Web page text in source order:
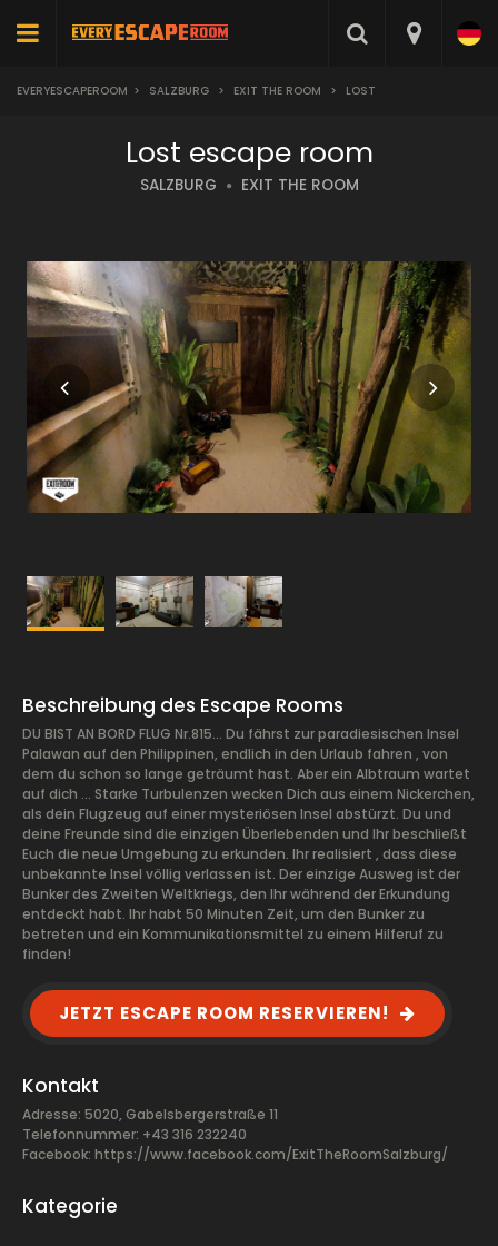
EVERYESCAPEROOM > SALZBURG > EXIT THE ROOM > LOST
Lost escape room
SALZBURG EXIT THE ROOM
Beschreibung des Escape Rooms
DU BIST AN BORD FLUG Nr.815… Du fährst zur paradiesischen Insel
Palawan auf den Philippinen, endlich in den Urlaub fahren , von
dem du schon so lange geträumt hast. Aber ein Albtraum wartet
auf dich ... Starke Turbulenzen wecken Dich aus einem Nickerchen,
als dein Flugzeug auf einer mysteriösen Insel abstürzt. Du und
deine Freunde sind die einzigen Überlebenden und Ihr beschließt
Euch die neue Umgebung zu erkunden. Ihr realisiert , dass diese
unbekannte Insel völlig verlassen ist. Der einzige Ausweg ist der
Bunker des Zweiten Weltkriegs, den Ihr während der Erkundung
entdeckt habt. Ihr habt 50 Minuten Zeit, um den Bunker zu
betreten und ein Kommunikationsmittel zu einem Hilferuf zu
finden!
JETZT ESCAPE ROOM RESERVIEREN!
Kontakt
Adresse: 5020, Gabelsbergerstraße 11
Telefonnummer: +43 316 232240
Facebook: https://www.facebook.com/ExitTheRoomSalzburg/
Kategorie